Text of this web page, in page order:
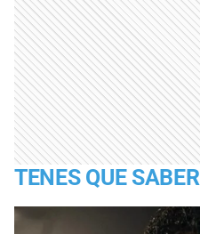
TENES QUE SABER